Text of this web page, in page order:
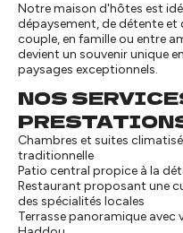
Notre maison d'hôtes est
dépaysement, de détente et
couple, en famille ou entre
devient un souvenir unique
paysages exceptionnels.
NOS
Chambres et suites
traditionnelle
Patio central propice à la
Restaurant proposant une
des spécialités locales
Terrasse panoramique avec